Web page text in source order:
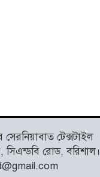
টেক্সটাইল
সিএন্ডবি রোড,